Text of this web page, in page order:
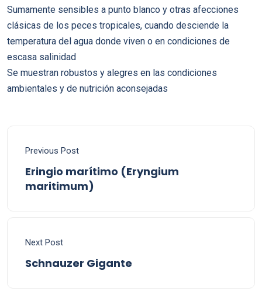
Sumamente sensibles a punto blanco y otras afecciones
clásicas de los peces tropicales, cuando desciende la
temperatura del agua donde viven o en condiciones de
escasa salinidad
Se muestran robustos y alegres en las condiciones
ambientales y de nutrición aconsejadas
Previous Post
Eringio marítimo (Eryngium
maritimum)
Next Post
Schnauzer Gigante